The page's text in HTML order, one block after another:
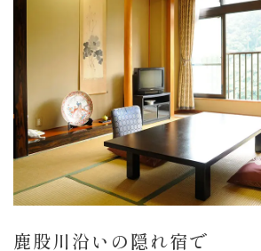
鹿股川沿いの隠れ宿で